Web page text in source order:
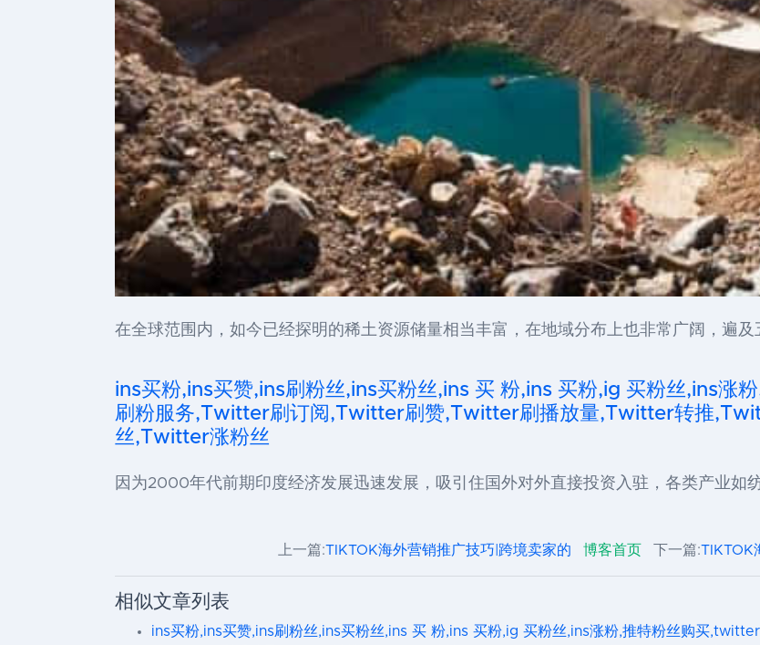
在全球范围内，如今已经探明的稀土资源储量相当丰富，在地域分布上也非常广阔，遍及
ins买粉,ins买赞,ins刷粉丝,ins买粉丝,ins 买 粉,ins 买粉,ig 买粉丝,ins
刷粉服务,Twitter刷订阅,Twitter刷赞,Twitter刷播放量,Twitter转推
丝,Twitter涨粉丝
因为2000年代前期印度经济发展迅速发展，吸引住国外对外直接投资入驻，各类产业如
上一篇:TIKTOK海外营销推广技巧|跨境卖家的 博客首页 下一篇:TIKTOK
相似文章列表
ins买粉,ins买赞,ins刷粉丝,ins买粉丝,ins 买 粉,ins 买粉,ig 买粉丝,ins涨粉,推特粉丝购买